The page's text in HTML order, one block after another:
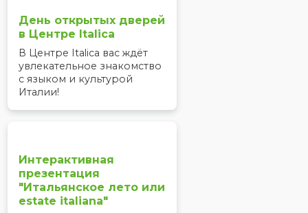
День открытых дверей
в Центре Italica
В Центре Italica вас ждёт
увлекательное знакомство
с языком и культурой
Италии!
Интерактивная
презентация
"Итальянское лето или
estate italiana"